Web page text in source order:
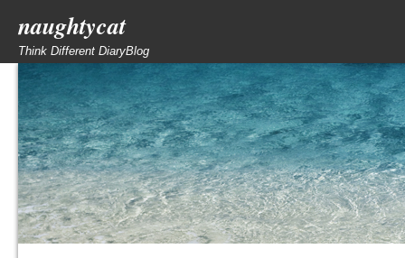
naughtycat
Think Different DiaryBlog